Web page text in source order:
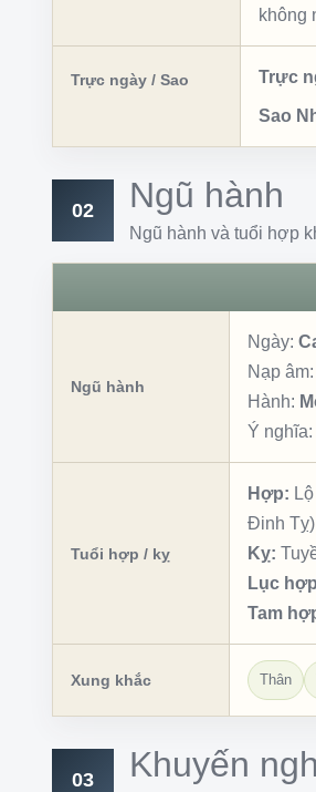
không
Trực ngày / Sao Trực
Sao
02 Ngũ hành
Ngũ hành và tuổi hợp
Ngũ hành
Ngày:
Nạp âm:
Hành:
Ý nghĩa:
Tuổi hợp / kỵ
Hợp:
Đinh Tỵ)
Kỵ:
Lục
Tam
Xung khắc Thân
03 Khuyến